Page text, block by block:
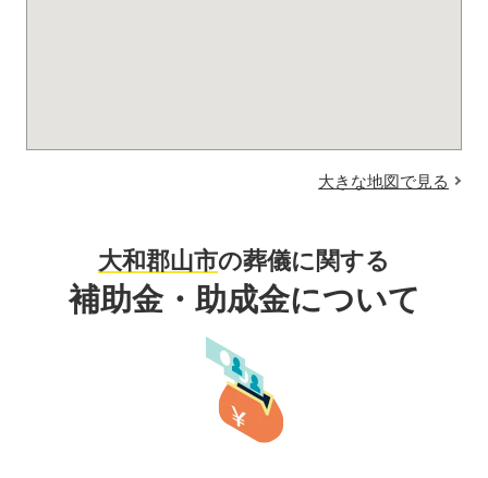
大きな地図で見る
大和郡山市の葬儀に関する
補助金・助成金について